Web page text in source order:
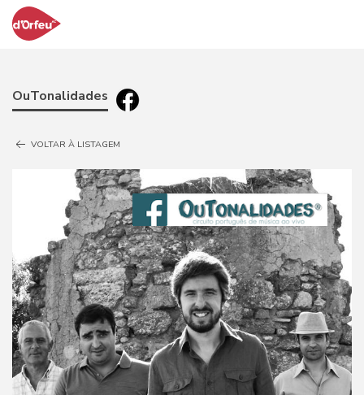
OuTonalidades
VOLTAR À LISTAGEM